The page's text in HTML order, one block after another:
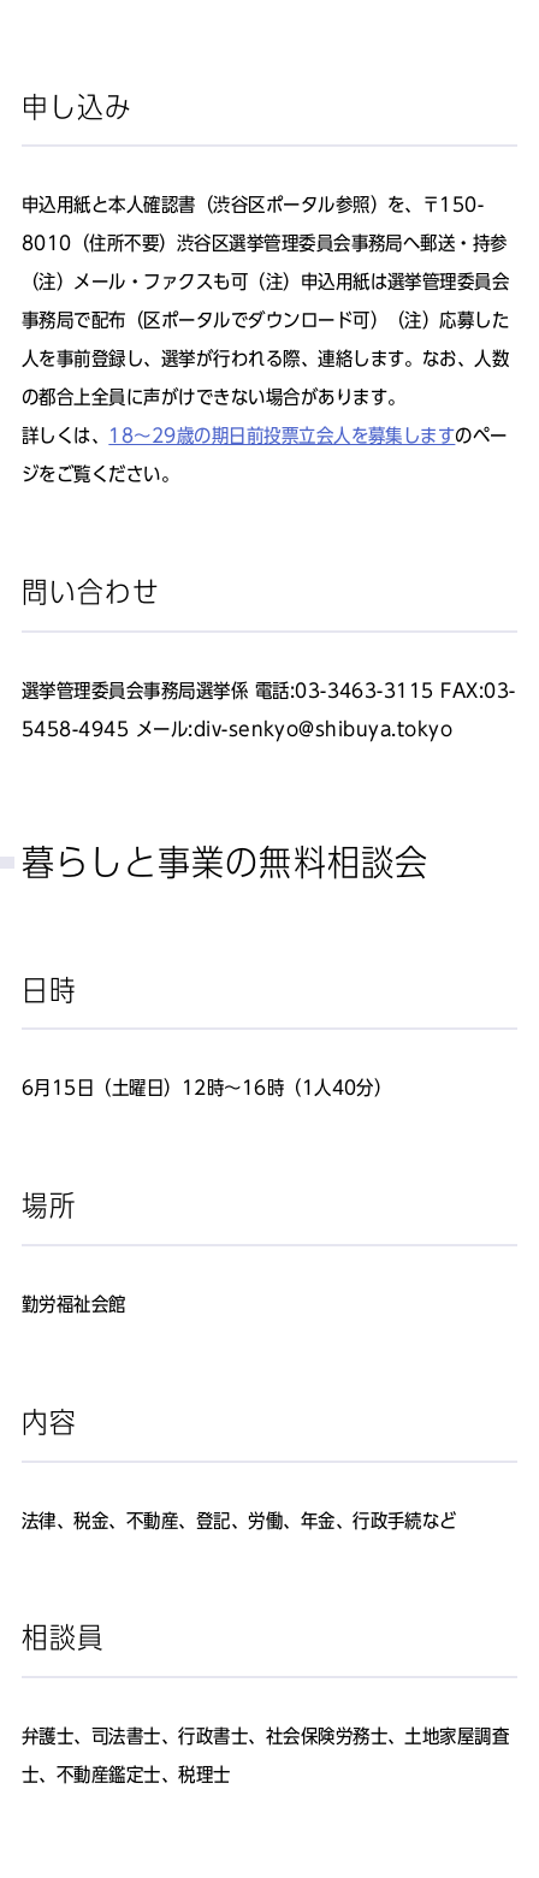
申し込み
申込用紙と本人確認書（渋谷区ポータル参照）を、〒150-
8010（住所不要）渋谷区選挙管理委員会事務局へ郵送・持参
（注）メール・ファクスも可（注）申込用紙は選挙管理委員会
事務局で配布（区ポータルでダウンロード可）（注）応募した
人を事前登録し、選挙が行われる際、連絡します。なお、人数
の都合上全員に声がけできない場合があります。
詳しくは、
18～29歳の期日前投票立会人を募集しますのペー
ジをご覧ください。
問い合わせ
選挙管理委員会事務局選挙係 電話:03-3463-3115 FAX:03-
5458-4945 メール:div-senkyo@shibuya.tokyo
暮らしと事業の無料相談会
日時
6月15日（土曜日）12時～16時（1人40分）
場所
勤労福祉会館
内容
法律、税金、不動産、登記、労働、年金、行政手続など
相談員
弁護士、司法書士、行政書士、社会保険労務士、土地家屋調査
士、不動産鑑定士、税理士